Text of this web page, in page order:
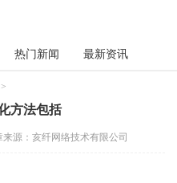
热门新闻 最新资讯
>
方法包括
来源：亥纤网络技术有限公司